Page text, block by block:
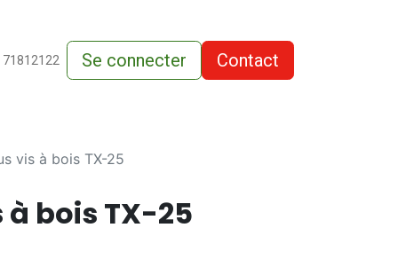
vente
71812122 Se connecter Contact
vis à bois TX-25
bois TX-25